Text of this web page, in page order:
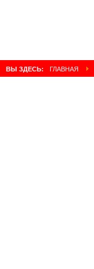
ВЫ ЗДЕСЬ: ГЛАВНАЯ